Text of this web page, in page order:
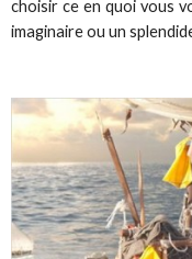
choisir ce en quoi vous
imaginaire ou un